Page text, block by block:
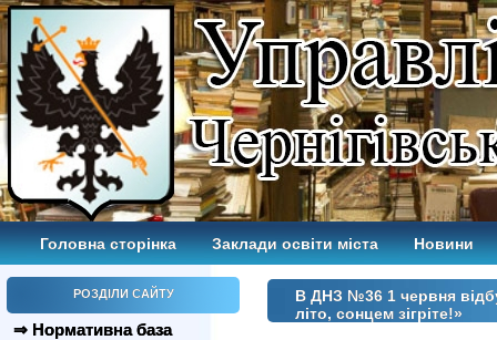
Головна сторінка Заклади освіти міста Новини
РОЗДІЛИ САЙТУ
⇒ Нормативна база
В ДНЗ №36 1 червня
літо, сонцем зігріте!»